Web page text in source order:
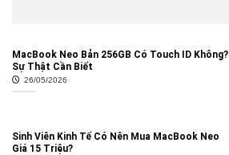
MacBook Neo Bản 256GB Có Touch ID Không?
Sự Thật Cần Biết
26/05/2026
Sinh Viên Kinh Tế Có Nên Mua MacBook Neo
Giá 15 Triệu?